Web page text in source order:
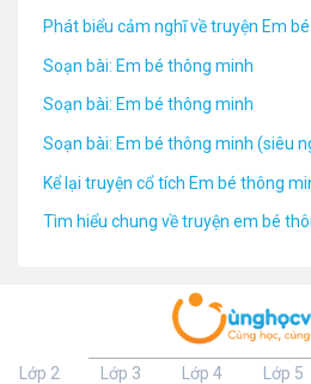
Phát biểu cảm nghĩ về truyện Em
Soạn bài: Em bé thông minh
Soạn bài: Em bé thông minh
Soạn bài: Em bé thông minh (siêu
Kể lại truyện cổ tích Em bé thông
Tìm hiểu chung về truyện em bé
Lớp 2 Lớp 3 Lớp 4 Lớp 5